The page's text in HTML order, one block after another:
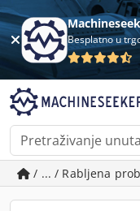
Besplatno u
/ ... / Rabljena